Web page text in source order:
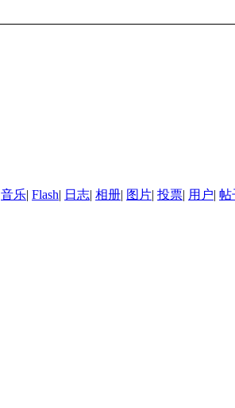
音乐| Flash| 日志| 相册| 图片| 投票| 用户| 帖